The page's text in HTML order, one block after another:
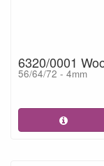
6320/0001
56/64/72 - 4mm